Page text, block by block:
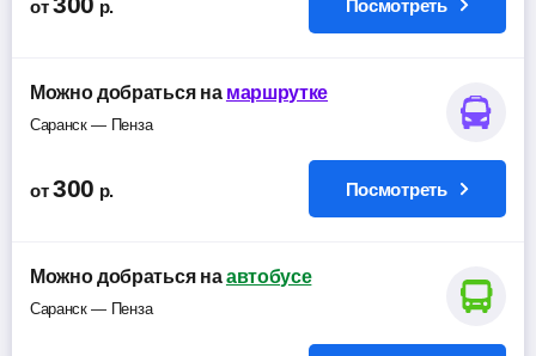
от р. Посмотреть
Можно добраться на маршрутке
Саранск — Пенза
от300 р. Посмотреть
Можно добраться наавтобусе
Саранск — Пенза